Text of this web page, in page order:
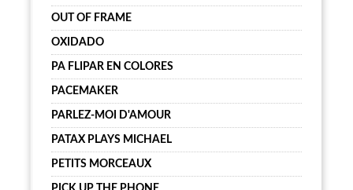
OUT OF FRAME
OXIDADO
PA FLIPAR EN COLORES
PACEMAKER
PARLEZ-MOI D'AMOUR
PATAX PLAYS MICHAEL
PETITS MORCEAUX